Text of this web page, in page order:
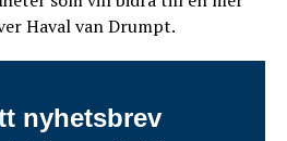
Haval van Drumpt.
nyhetsbrev